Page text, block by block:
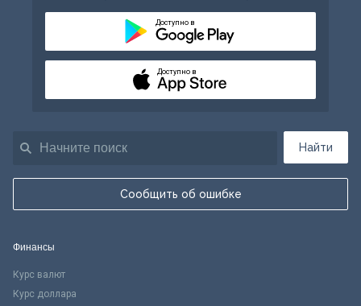
Найти
Сообщить об ошибке
Доступно в
Доступно в
Финансы
Курс валют
Курс доллара